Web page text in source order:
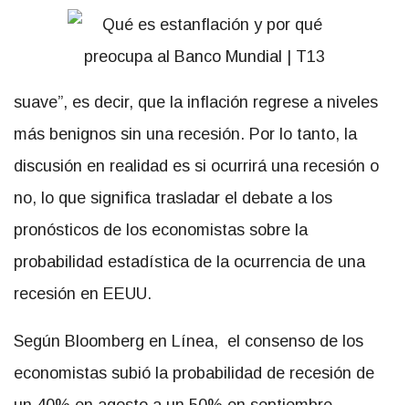
suave”, es decir, que la inflación regrese a niveles
más benignos sin una recesión. Por lo tanto, la
discusión en realidad es si ocurrirá una recesión o
no, lo que significa trasladar el debate a los
pronósticos de los economistas sobre la
probabilidad estadística de la ocurrencia de una
recesión en EEUU.
Según Bloomberg en Línea, el consenso de los
economistas subió la probabilidad de recesión de